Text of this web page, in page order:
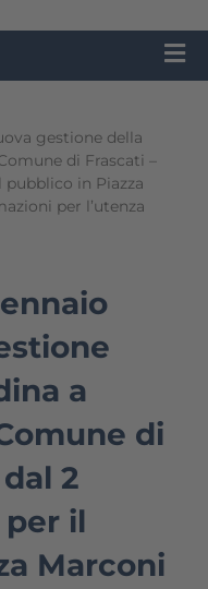
gestione della
di Frascati –
in Piazza
per l’utenza
a
di
2
per il
Marconi